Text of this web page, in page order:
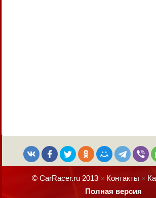
© CarRacer.ru 2013× Контакты ×
Полная версия